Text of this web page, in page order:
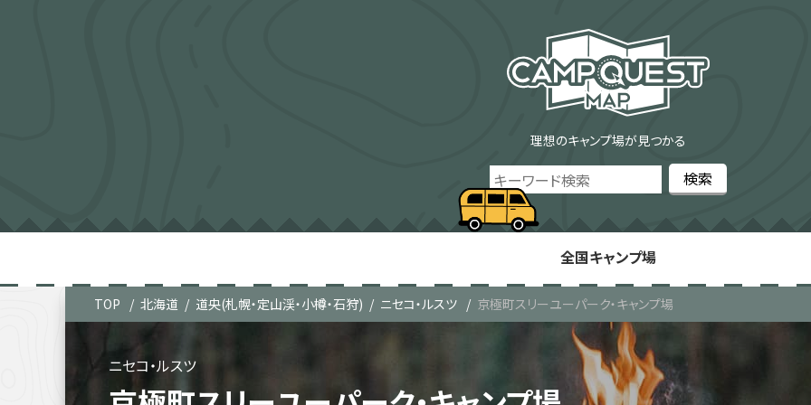
理想のキャンプ場が見つかる
全国キャンプ場
TOP 北海道 道央(札幌・定山渓・小樽・石狩) ニセコ・ルスツ 京極町スリーユーパーク・キャンプ場
ニセコ・ルスツ